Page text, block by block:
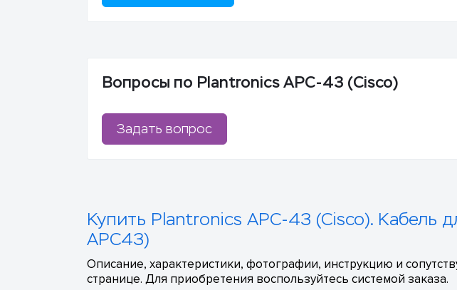
Вопросы по Plantronics APC-43 (Cisco)
Задать вопрос
Купить Plantronics APC-43 (Cisco). Кабель
APC43)
Описание, характеристики, фотографии, инструкцию и
странице. Для приобретения воспользуйтесь системой заказа.